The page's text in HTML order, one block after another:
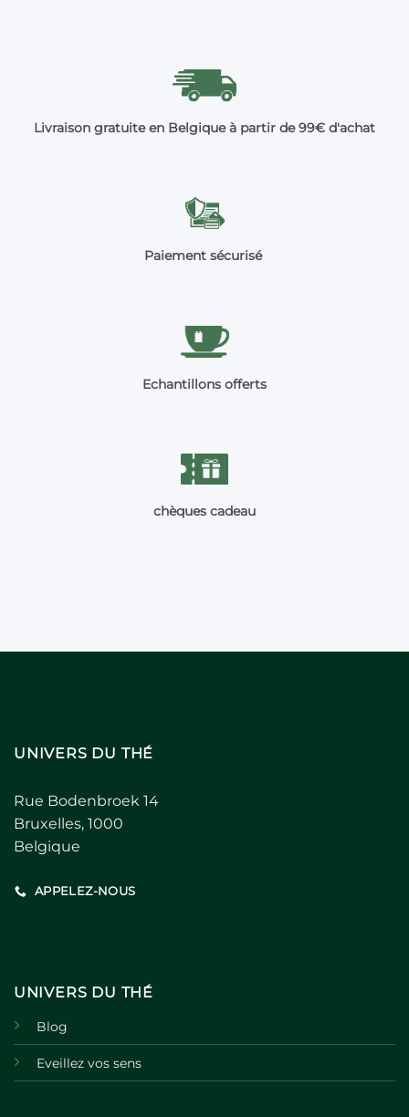
Livraison gratuite en Belgique à partir de 99€ d'achat
Paiement sécurisé
Echantillons offerts
chèques cadeau
UNIVERS DU THÉ
Rue Bodenbroek 14
Bruxelles, 1000
Belgique
APPELEZ-NOUS
UNIVERS DU THÉ
Blog
Eveillez vos sens